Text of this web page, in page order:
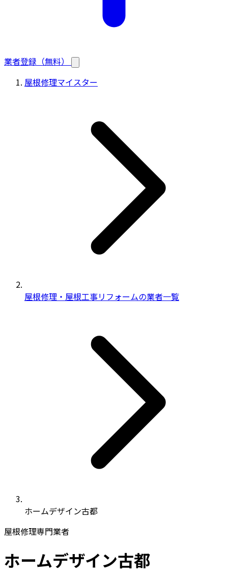
業者登録（無料）
屋根修理マイスター
屋根修理・屋根工事リフォームの業者一覧
ホームデザイン古都
屋根修理専門業者
ホームデザイン古都